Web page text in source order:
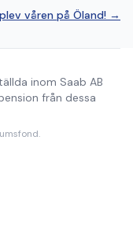
våren på Öland! →
inom Saab AB
från dessa